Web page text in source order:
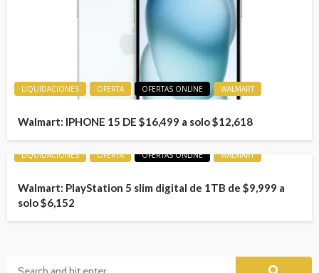
LIQUIDACIONES OFERTA OFERTAS ONLINE WALMART
Walmart: IPHONE 15 DE $16,499 a solo $12,618
LIQUIDACIONES OFERTA OFERTAS ONLINE WALMART
Walmart: PlayStation 5 slim digital de 1TB de $9,999 a
solo $6,152